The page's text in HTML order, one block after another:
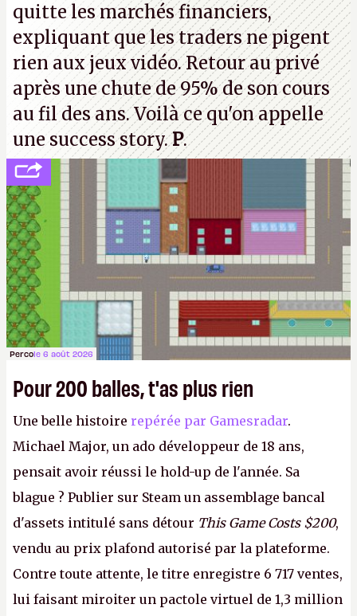
quitte les marchés financiers,
expliquant que les traders ne pigent
rien aux jeux vidéo. Retour au privé
après une chute de 95% de son cours
au fil des ans. Voilà ce qu'on appelle
une success story.P.
Percole 6 août 2026
Pour 200 balles, t'as plus rien
Une belle histoire repérée par Gamesradar.
Michael Major, un ado développeur de 18 ans,
pensait avoir réussi le hold-up de l'année. Sa
blague ? Publier sur Steam un assemblage bancal
d'assets intitulé sans détour This Game Costs $200,
vendu au prix plafond autorisé par la plateforme.
Contre toute attente, le titre enregistre 6 717 ventes,
lui faisant miroiter un pactole virtuel de 1,3 million